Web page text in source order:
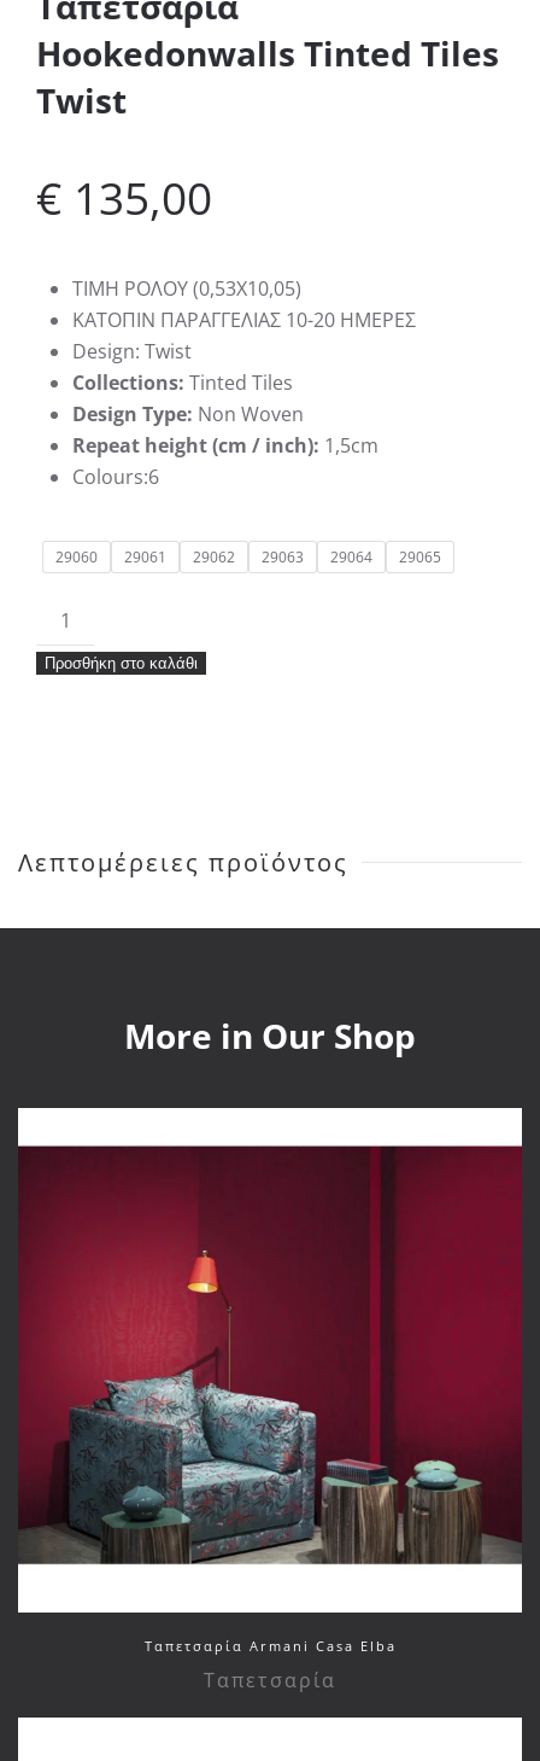
Hookedonwalls Tinted Tiles
Twist
€ 135,00
ΤΙΜΗ ΡΟΛΟΥ (0,53Χ10,05)
KATΟΠΙΝ ΠΑΡΑΓΓΕΛΙΑΣ 10-20 ΗΜΕΡΕΣ
Design: Twist
Collections: Tinted Tiles
Design Type: Non Woven
Repeat height (cm / inch): 1,5cm
Colours:6
29060 29061 29062 29063 29064 29065
Ταπετσαρία
Hookedonwalls
Tinted
Προσθήκη στο καλάθι
Λεπτομέρειες προϊόντος
More in Our Shop
Ταπετσαρία Armani Casa Elba
Ταπετσαρία